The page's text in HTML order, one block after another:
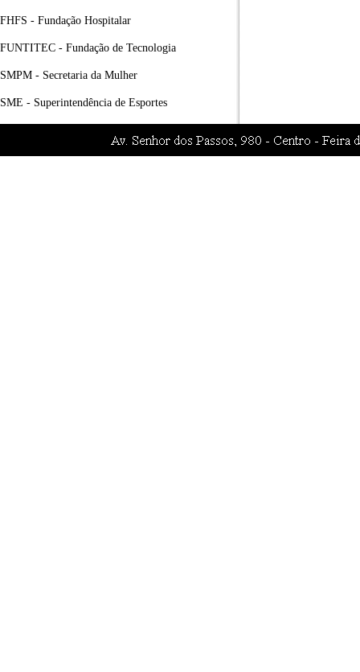
FHFS - Fundação Hospitalar
FUNTITEC - Fundação de Tecnologia
SMPM - Secretaria da Mulher
SME - Superintendência de Esportes